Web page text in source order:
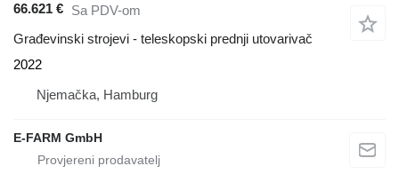
66.621 € Sa PDV-om
Građevinski strojevi - teleskopski prednji utovarivač
2022
Njemačka, Hamburg
E-FARM GmbH